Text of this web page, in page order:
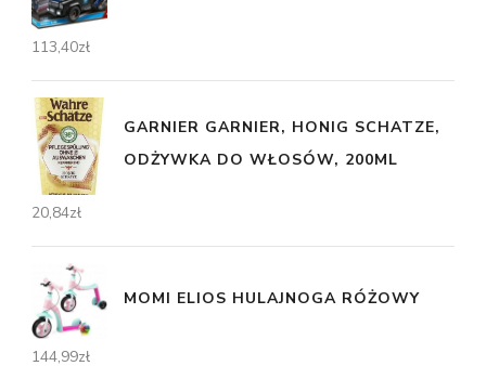
113,40zł
GARNIER GARNIER, HONIG SCHATZE,
ODŻYWKA DO WŁOSÓW, 200ML
20,84zł
MOMI ELIOS HULAJNOGA RÓŻOWY
144,99zł